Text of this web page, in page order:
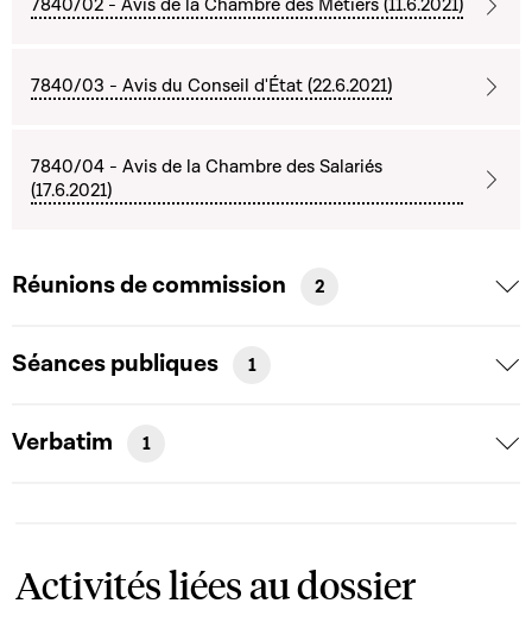
7840/03 - Avis du Conseil d'État (22.6.2021)
7840/04 - Avis de la Chambre des Salariés
(17.6.2021)
Réunions de commission 2
Séances publiques 1
Verbatim 1
Activités liées au dossier